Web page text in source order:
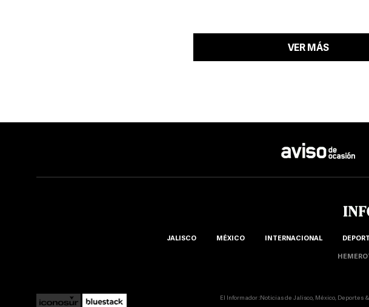
VER MÁS
JALISCO MÉXICO INTERNACIONAL
El Informador ::Noticias de Jalisco, México, Deportes